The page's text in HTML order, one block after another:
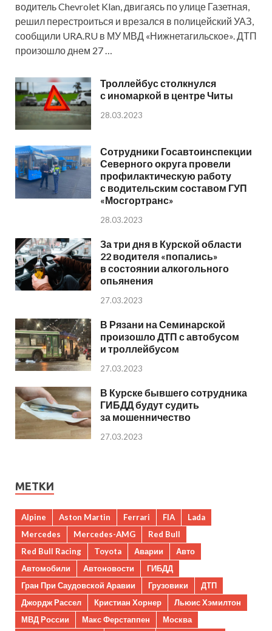
водитель Chevrolet Klan, двигаясь по улице Газетная,
решил перестроиться и врезался в полицейский УАЗ,
сообщили URA.RU в МУ МВД «Нижнетагильское». ДТП
произошло днем 27 …
Троллейбус столкнулся
с иномаркой в центре Читы
28.03.2023
Сотрудники Госавтоинспекции
Северного округа провели
профилактическую работу
с водительским составом ГУП
«Мосгортранс»
28.03.2023
За три дня в Курской области
22 водителя «попались»
в состоянии алкогольного
опьянения
27.03.2023
В Рязани на Семинарской
произошло ДТП с автобусом
и троллейбусом
27.03.2023
В Курске бывшего сотрудника
ГИБДД будут судить
за мошенничество
27.03.2023
МЕТКИ
Alpine Aston Martin Ferrari FIA
Lada
Mercedes
Mercedes-AMG
Red Bull
Red Bull Racing
Toyota Аварии
Авто
Автомобили
Автоновости
ГИБДД
Гран При Саудовской Аравии
Грузовики
ДТП
Джордж Рассел
Кристиан Хорнер
Льюис Хэмилтон
МВД России
Макс Ферстаппен
Москва